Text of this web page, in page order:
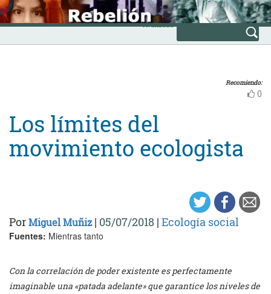
Skip
to
content
INICIO
Avanzada
Recomiendo:
0
Los límites del
movimiento ecologista
PorMiguel Muñiz| 05/07/2018 | Ecología social
Fuentes: Mientras tanto
Con la correlación de poder existente es perfectamente
imaginable una «patada adelante» que garantice los niveles de